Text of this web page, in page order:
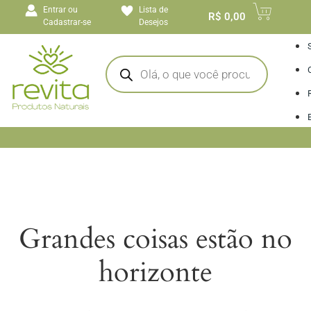
conteúdoEntrar ou
Cadastrar-se
Lista de
Desejos
R$ 0,00
Grandes coisas estão no
horizonte